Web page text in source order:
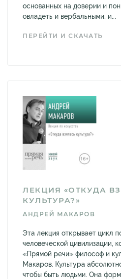
основанных на доверии и
овладеть и вербальными, и...
ПЕРЕЙТИ И СКАЧАТЬ
ЛЕКЦИЯ «ОТКУДА
КУЛЬТУРА?»
АНДРЕЙ МАКАРОВ
Эта лекция открывает цикл
человеческой цивилизации,
«Прямой речи» философ и
Макаров. Культура
чтобы быть людьми. Она